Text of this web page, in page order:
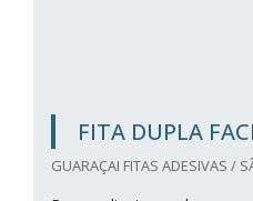
FITA DUPLA
GUARAÇAI FITAS ADESIVAS /